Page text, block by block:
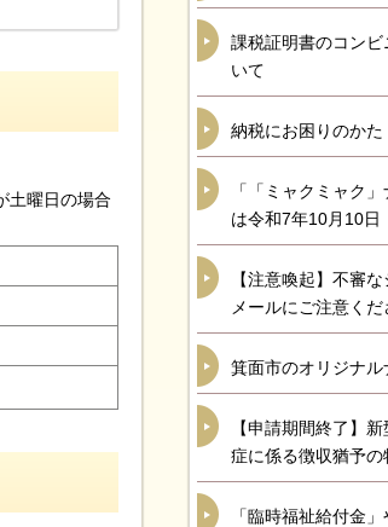
土曜日の場合
課税証明書のコン
いて
納税にお困りのかた
「「ミャクミャク
は令和7年10月10日
【注意喚起】不審
メールにご注意くだ
箕面市のオリジナル
【申請期間終了】
症に係る徴収猶予の
「臨時福祉給付金